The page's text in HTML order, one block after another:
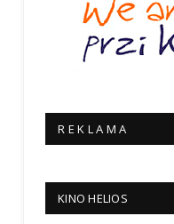
R E K L A M A
KINO HELIOS